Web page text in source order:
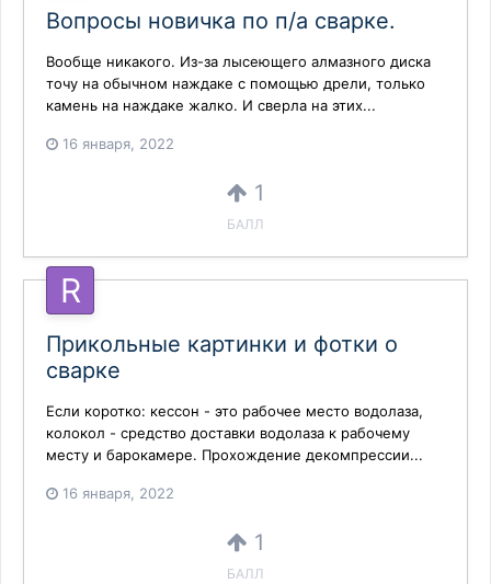
Вопросы новичка по п/а сварке.
Вообще никакого. Из-за лысеющего алмазного диска
точу на обычном наждаке с помощью дрели, только
камень на наждаке жалко. И сверла на этих...
16 января, 2022
1
БАЛЛ
Прикольные картинки и фотки о
сварке
Если коротко: кессон - это рабочее место водолаза,
колокол - средство доставки водолаза к рабочему
месту и барокамере. Прохождение декомпрессии...
16 января, 2022
1
БАЛЛ